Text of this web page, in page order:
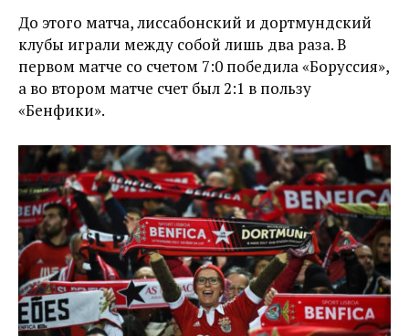
До этого матча, лиссабонский и дортмундский
клубы играли между собой лишь два раза. В
первом матче со счетом 7:0 победила «Боруссия»,
а во втором матче счет был 2:1 в пользу
«Бенфики».